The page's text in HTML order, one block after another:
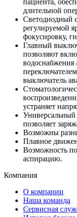
пациента,
длительной
Светодиодный
регулируемой
фокусировку,
Главный
позволяют
выключатель
устраняет
Универсальный
позволяет
Возможны
Плавное
Возможность
аспирацию.
Компания
О компании
Наша команда
Сервисная